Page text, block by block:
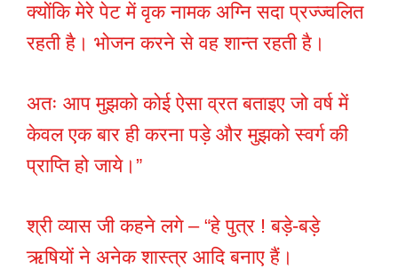
क्योंकि मेरे पेट में वृक नामक अग्नि सदा प्रज्ज्वलित
रहती है। भोजन करने से वह शान्त रहती है।
अतः आप मुझको कोई ऐसा व्रत बताइए जो वर्ष में
केवल एक बार ही करना पड़े और मुझको स्वर्ग की
प्राप्ति हो जाये।”
श्री व्यास जी कहने लगे – “हे पुत्र ! बड़े-बड़े
ऋषियों ने अनेक शास्त्र आदि बनाए हैं।